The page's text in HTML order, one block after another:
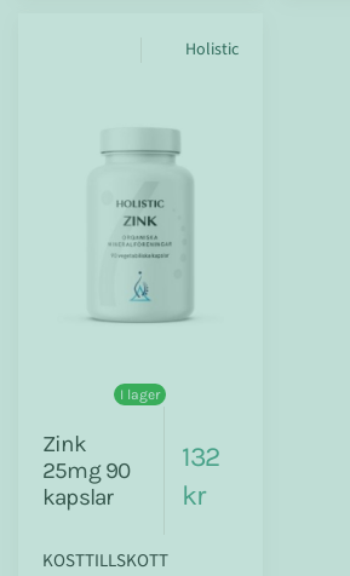
Holistic
I lager
Zink
25mg 90
kapslar
132
kr
KOSTTILLSKOTT